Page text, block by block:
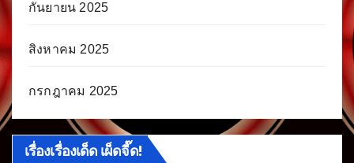
กันยายน 2025
สิงหาคม 2025
กรกฎาคม 2025
เรื่องเรื่องเด็ด เผ็ดจี๊ด!